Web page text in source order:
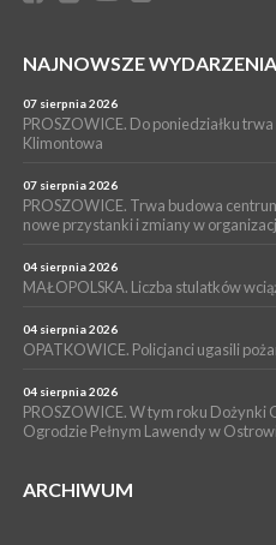
16 lipca 2026
Pałecznicy będą obsługiwani w
WYDARZENIA
PROSZOWICE. W parku
NOC CIEM
15 lipca 2026
PROSZOWICE. Już za tydzień
NAJNOWSZE WYDARZENIA
07 sierpnia 2026
PROSZOWICE. Do poniedziałku
Klimontowa
07 sierpnia 2026
PROSZOWICE. Trwa budowa
nowe przystanki i zmiany w
04 sierpnia 2026
MAŁOPOLSKA. Liczba stulatków
04 sierpnia 2026
OPATKOWICE. Policjanci ugasili
04 sierpnia 2026
PROSZOWICE. W tym roku Dożynki
Ogrodzie Pełnym Lawendy w
ARCHIWUM